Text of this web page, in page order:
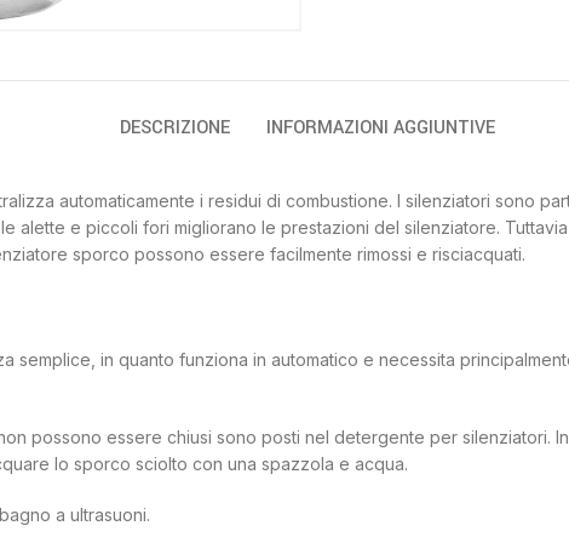
DESCRIZIONE INFORMAZIONI AGGIUNTIVE
automaticamente i residui di combustione. I silenziatori sono
alette e piccoli fori migliorano le prestazioni del silenziatore.
sporco possono essere facilmente rimossi e risciacquati.
semplice, in quanto funziona in automatico e necessita
possono essere chiusi sono posti nel detergente per silenziatori.
lo sporco sciolto con una spazzola e acqua.
a ultrasuoni.